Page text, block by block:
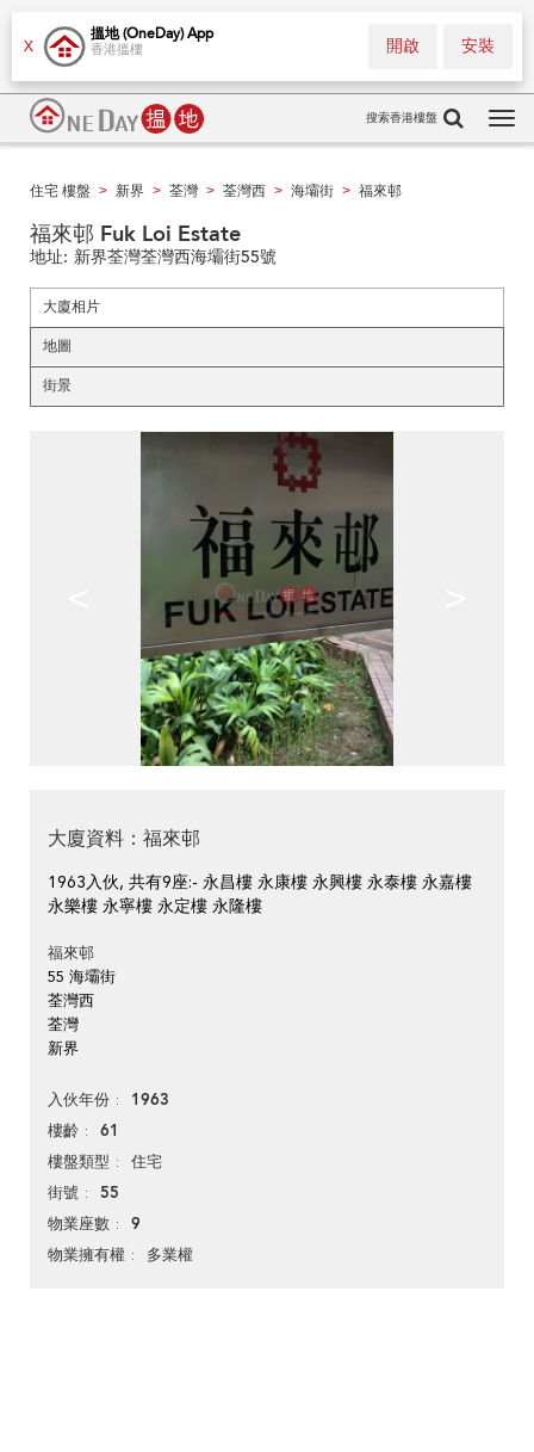
X
搵地 (OneDay) App
香港搵樓 安裝
開啟
搜索香港樓盤
住宅 樓盤 > 新界 > 荃灣 > 荃灣西 > 海壩街 > 福來邨
福來邨 Fuk Loi Estate
地址: 新界荃灣荃灣西海壩街55號
大廈相片
地圖
街景
大廈資料：福來邨
1963入伙, 共有9座:- 永昌樓 永康樓 永興樓 永泰樓 永嘉樓
永樂樓 永寧樓 永定樓 永隆樓
福來邨
55 海壩街
荃灣西
荃灣
新界
入伙年份 1963
樓齡 61
樓盤類型 住宅
街號 55
物業座數 9
物業擁有權 多業權